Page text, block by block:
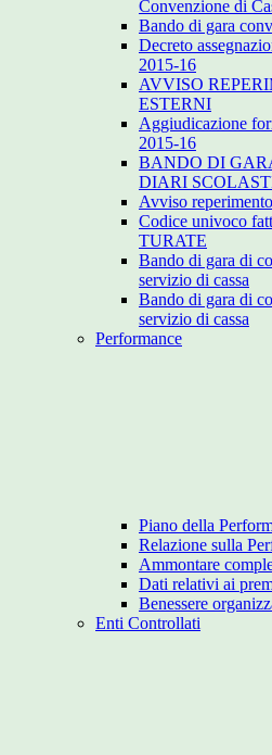
Convenzione di
Bando di gara
Decreto
2015-16
AVVISO
ESTERNI
Aggiudicazione
2015-16
BANDO DI
DIARI
Avviso
Codice univoco
TURATE
Bando di gara di
servizio di cassa
Bando di gara di
servizio di cassa
Performance
Piano della
Relazione sulla
Ammontare
Dati relativi ai
Benessere
Enti Controllati